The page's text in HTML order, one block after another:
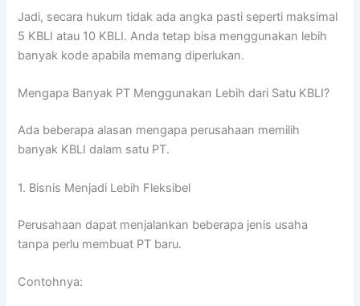
Jadi, secara hukum tidak ada angka pasti seperti maksimal
5 KBLI atau 10 KBLI. Anda tetap bisa menggunakan lebih
banyak kode apabila memang diperlukan.
Mengapa Banyak PT Menggunakan Lebih dari Satu KBLI?
Ada beberapa alasan mengapa perusahaan memilih
banyak KBLI dalam satu PT.
1. Bisnis Menjadi Lebih Fleksibel
Perusahaan dapat menjalankan beberapa jenis usaha
tanpa perlu membuat PT baru.
Contohnya: